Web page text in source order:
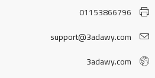
01153866796
support@3adawy.com
3adawy.com